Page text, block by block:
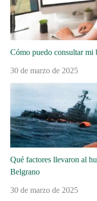
Cómo puedo consultar mi
30 de marzo de 2025
Qué factores llevaron al
Belgrano
30 de marzo de 2025